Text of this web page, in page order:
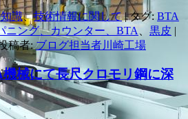
識、技術情報に関して| タグ: BTA
ニング、カウンター、BTA、 黒皮 |
稿者:ブログ担当者川崎工場
械にて長尺クロモリ鋼に深